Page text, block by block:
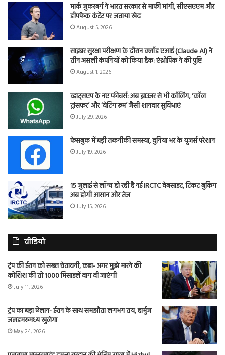
मार्क जुकरबर्ग ने भारत सरकार से माफी मांगी, सीएसएएम और
डीपफेक कंटेंट पर जताया खेद
August 5, 2026
साइबर सुरक्षा परीक्षण के दौरान क्लॉड एआई (Claude AI) ने
तीन असली कंपनियों को किया हैक: एंथ्रोपिक ने की पुष्टि
August 1, 2026
व्हाट्सएप के नए फीचर्स: अब ब्राउजर से भी कॉलिंग, ‘कॉल
ट्रांसफर’ और ‘वेटिंग रूम’ जैसी शानदार सुविधाएं
July 29, 2026
फेसबुक में बड़ी तकनीकी समस्या, दुनिया भर के यूजर्स परेशान
July 19, 2026
15 जुलाई से लॉन्च हो रही है नई IRCTC वेबसाइट, टिकट बुकिंग
अब होगी आसान और तेज
July 15, 2026
वीडियो
ट्रंप की ईरान को सख्त चेतावनी, कहा- अगर मुझे मारने की
कोशिश की तो 1000 मिसाइलें दाग दी जाएंगी
July 11, 2026
ट्रंप का बड़ा ऐलान- ईरान के साथ समझौता लगभग तय, हार्मुज
जलडमरूमध्य खुलेगा
May 24, 2026